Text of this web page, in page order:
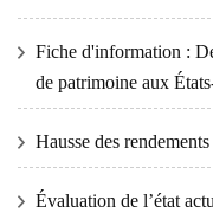
Fiche d'information :
de patrimoine aux
Hausse des
Évaluation de l’état